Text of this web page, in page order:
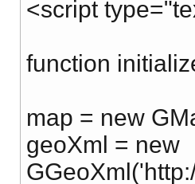
<script
function
map = new
geoXml = new